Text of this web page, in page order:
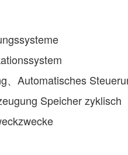
、Automatisches
Speicher zyklisch